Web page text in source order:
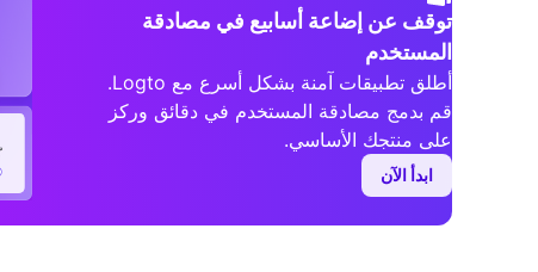
توقف عن إضاعة أسابيع في مصادقة
المستخدم
أطلق تطبيقات آمنة بشكل أسرع مع Logto.
قم بدمج مصادقة المستخدم في دقائق وركز
على منتجك الأساسي.
ابدأ الآن